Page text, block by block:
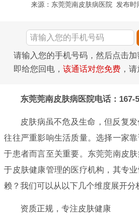
来源：东莞莞南皮肤病医院 发布时
请输入您的手机号码，然后点击
即给您回电， 该通话对您免费 ，
东莞莞南皮肤病医院电话：167-
皮肤病虽不危及生命，但反复
往往严重影响生活质量。选择一家
于患者而言至关重要。东莞莞南皮
于皮肤健康管理的医疗机构，其专
赖？我们可以从以下几个维度展开分
资质正规，专注皮肤健康